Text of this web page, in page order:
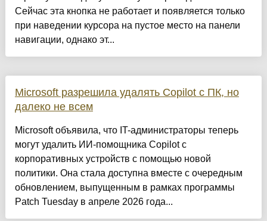
Сейчас эта кнопка не работает и появляется только
при наведении курсора на пустое место на панели
навигации, однако эт...
Microsoft разрешила удалять Copilot с ПК, но
далеко не всем
Microsoft объявила, что IT-администраторы теперь
могут удалить ИИ-помощника Copilot с
корпоративных устройств с помощью новой
политики. Она стала доступна вместе с очередным
обновлением, выпущенным в рамках программы
Patch Tuesday в апреле 2026 года...